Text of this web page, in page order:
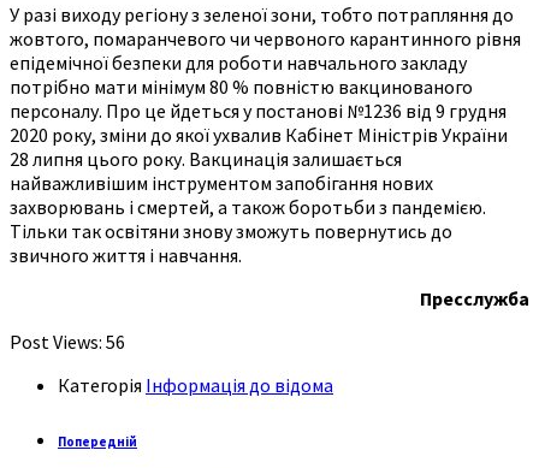
У разі виходу регіону з зеленої зони, тобто потрапляння до
жовтого, помаранчевого чи червоного карантинного рівня
епідемічної безпеки для роботи навчального закладу
потрібно мати мінімум 80 % повністю вакцинованого
персоналу. Про це йдеться у постанові №1236 від 9 грудня
2020 року, зміни до якої ухвалив Кабінет Міністрів України
28 липня цього року. Вакцинація залишається
найважливішим інструментом запобігання нових
захворювань і смертей, а також боротьби з пандемією.
Тільки так освітяни знову зможуть повернутись до
звичного життя і навчання.
Пресслужба
Post Views: 56
Категорія Інформація до відома
Попередній